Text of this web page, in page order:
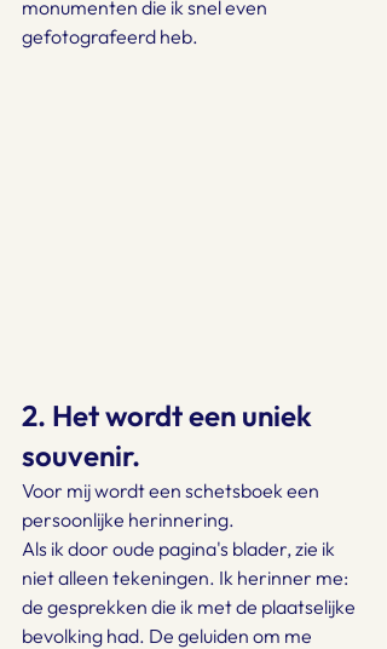
monumenten die ik snel even
gefotografeerd heb.
2. Het wordt een uniek
souvenir.
Voor mij wordt een schetsboek een
persoonlijke herinnering.
Als ik door oude pagina's blader, zie ik
niet alleen tekeningen. Ik herinner me:
de gesprekken die ik met de plaatselijke
bevolking had. De geluiden om me